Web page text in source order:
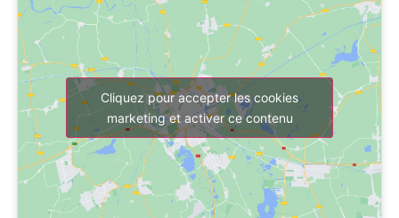
Cliquez pour accepter les cookies
marketing et activer ce contenu